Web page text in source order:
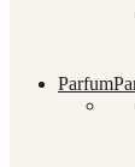
Parfum